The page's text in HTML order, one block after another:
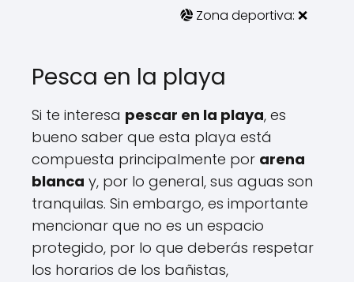
Zona deportiva: ❌
Pesca en la playa
Si te interesa pescar en la playa, es
bueno saber que esta playa está
compuesta principalmente por arena
blanca y, por lo general, sus aguas son
tranquilas. Sin embargo, es importante
mencionar que no es un espacio
protegido, por lo que deberás respetar
los horarios de los bañistas,